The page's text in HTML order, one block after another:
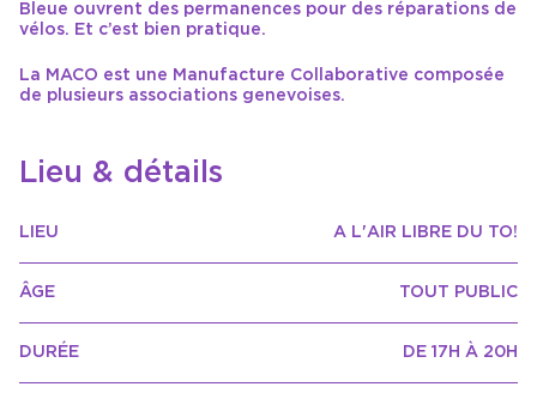
Bleue ouvrent des permanences pour des réparations de
vélos. Et c’est bien pratique.
La MACO est une Manufacture Collaborative composée
de plusieurs associations genevoises.
Lieu & détails
LIEU A L'AIR LIBRE DU TO!
ÂGE TOUT PUBLIC
DURÉE DE 17H À 20H